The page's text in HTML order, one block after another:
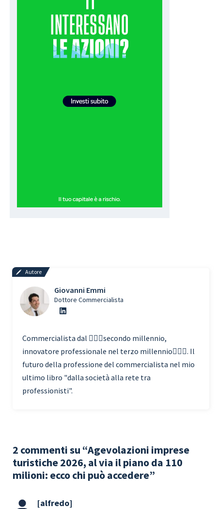
Autore
Giovanni Emmi
Dottore Commercialista
Commercialista dal 🧗🏾‍♀️secondo millennio,
innovatore professionale nel terzo millennio🏃🏾‍♂️. Il
futuro della professione del commercialista nel mio
ultimo libro "dalla società alla rete tra
professionisti".
2 commenti su “Agevolazioni imprese
turistiche 2026, al via il piano da 110
milioni: ecco chi può accedere”
alfredo